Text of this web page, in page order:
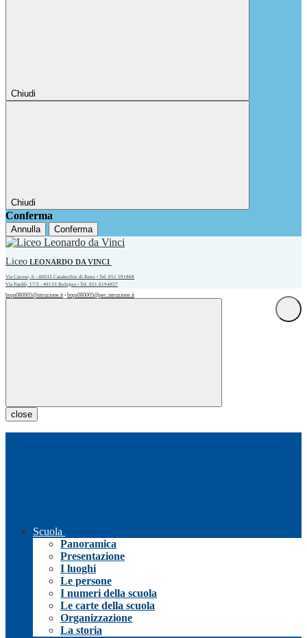
Chiudi
Chiudi
Conferma
Annulla Conferma
Liceo LEONARDO DA VINCI
Via Cavour, 6 - 40033 Casalecchio di Reno • Tel. 051 591868
Via Panfili, 17/3 - 40133 Bologna • Tel. 051 6194857
bops080005@istruzione.it • bops080005@pec.istruzione.it
close
Scuola
Panoramica
Presentazione
I luoghi
Le persone
I numeri della scuola
Le carte della scuola
Organizzazione
La storia